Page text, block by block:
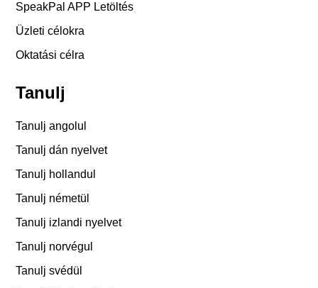
SpeakPal APP Letöltés
Üzleti célokra
Oktatási célra
Tanulj
Tanulj angolul
Tanulj dán nyelvet
Tanulj hollandul
Tanulj németül
Tanulj izlandi nyelvet
Tanulj norvégul
Tanulj svédül